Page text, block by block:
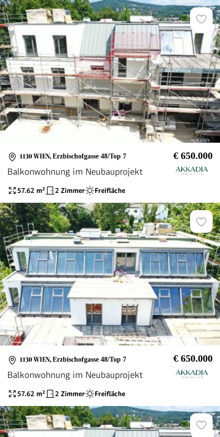
1130 WIEN, Erzbischofgasse 48/Top 7 € 650.000
Balkonwohnung im Neubauprojekt
57.62 m² 2 Zimmer Freifläche
1130 WIEN, Erzbischofgasse 48/Top 7 € 650.000
Balkonwohnung im Neubauprojekt
57.62 m² 2 Zimmer Freifläche